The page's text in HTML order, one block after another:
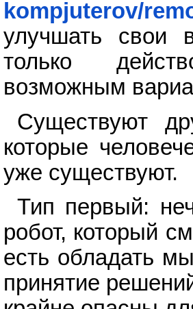
kompjuterov/
улучшать свои
только
возможным
Существуют
которые
уже существуют.
Тип первый:
робот, который
есть обладать
принятие